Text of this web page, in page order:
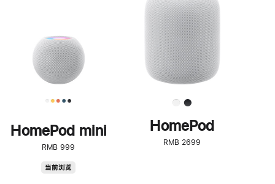
HomePod mini
RMB 999
当前浏览
了
解
HomePod<
HomePod
RMB 2699